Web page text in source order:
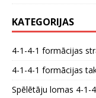
KATEGORIJAS
4-1-4-1 formācijas
4-1-4-1 formācijas
Spēlētāju lomas 4-1-